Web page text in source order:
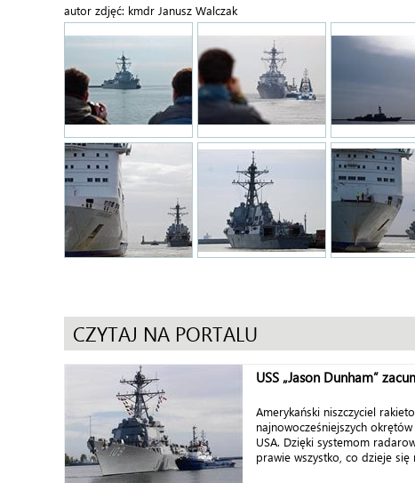
autor zdjęć: kmdr Janusz Walczak
CZYTAJ NA PORTALU
USS „Jason Dunham”
Amerykański niszczyciel
najnowocześniejszych
USA. Dzięki systemom
prawie wszystko, co dzieje się